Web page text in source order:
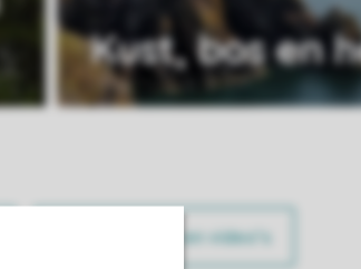
Kust, bos en
Alle foto’s en video’s